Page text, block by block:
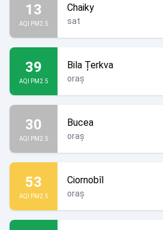
13
AQI PM2.5
Chaiky
sat
39
AQI PM2.5
Bila Țerkva
oraș
30
AQI PM2.5
Bucea
oraș
53
AQI PM2.5
Ciornobîl
oraș